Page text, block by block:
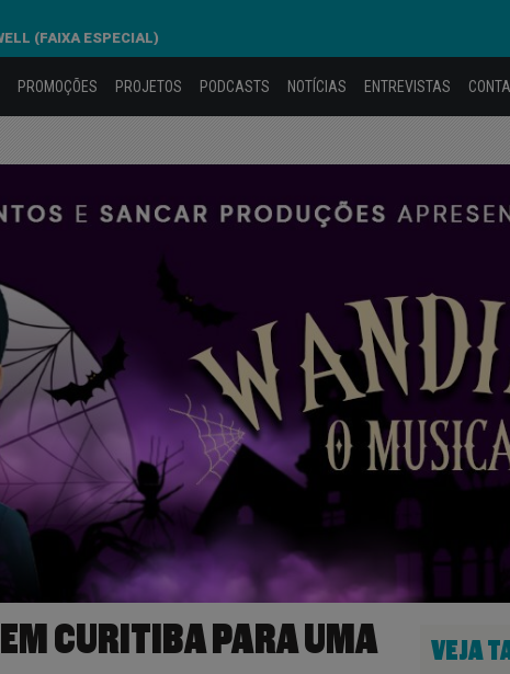
(FAIXA ESPECIAL)
PROMOÇÕES PROJETOS PODCASTS NOTÍCIAS ENTREVISTAS
CURITIBA PARA UMA
VEJA